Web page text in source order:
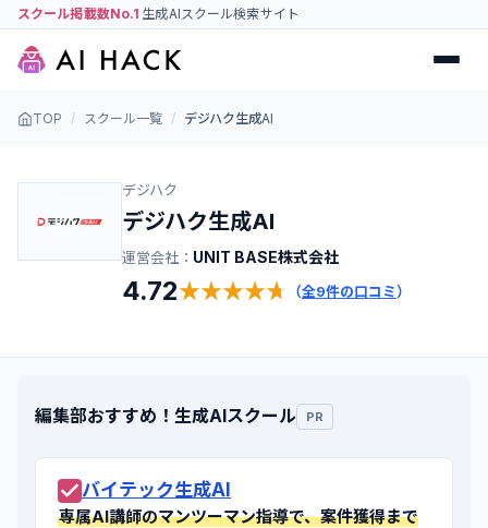
スクール掲載数No.1 生成AIスクール検索サイト
TOP / スクール一覧 / デジハク生成AI
デジハク
デジハク生成AI
運営会社： UNIT BASE株式会社
4.72★
★★
★★
★★
★★
★ （全9件の口コミ）
編集部おすすめ！生成AIスクール PR
バイテック生成AI
専属AI講師のマンツーマン指導で、案件獲得まで